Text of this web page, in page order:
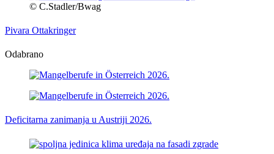
© C.Stadler/Bwag
Pivara Ottakringer
Odabrano
Deficitarna zanimanja u Austriji 2026.